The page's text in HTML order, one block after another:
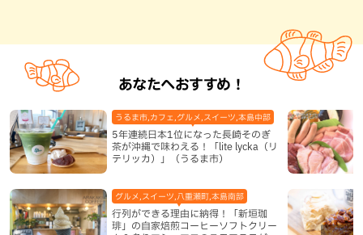
あなたへおすすめ！
5年連続日本1位になった長崎そのぎ
茶が沖縄で味わえる！「lite lycka（リ
テリッカ）」（うるま市）
うるま市,カフェ,グルメ,スイーツ,本島中部
行列ができる理由に納得！「新垣珈
琲」の自家焙煎コーヒーソフトクリー
グルメ,スイーツ,八重瀬町,本島南部